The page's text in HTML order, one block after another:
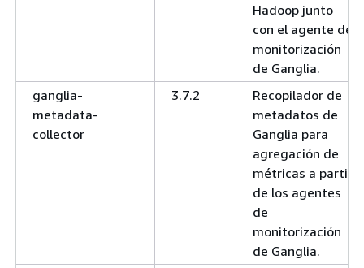
Hadoop junto
con el agente de
monitorización
de Ganglia.
ganglia-
metadata-
collector
3.7.2
Recopilador de
metadatos de
Ganglia para
agregación de
métricas a partir
de los agentes
de
monitorización
de Ganglia.